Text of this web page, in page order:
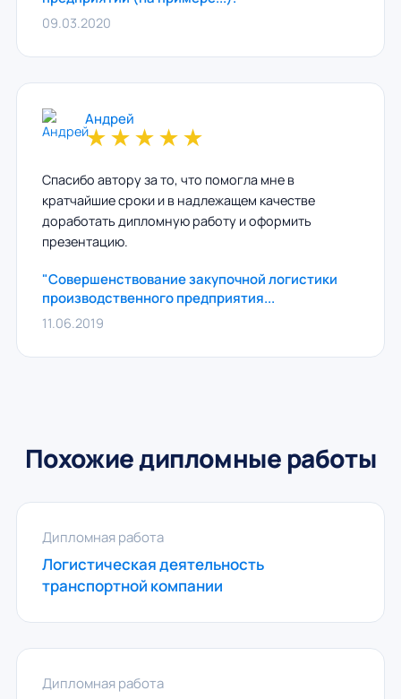
09.03.2020
Андрей
★★★★★
Спасибо автору за то, что помогла мне в
кратчайшие сроки и в надлежащем качестве
доработать дипломную работу и оформить
презентацию.
"Совершенствование закупочной логистики
производственного предприятия...
11.06.2019
Похожие дипломные работы
Дипломная работа
Логистическая деятельность
транспортной компании
Дипломная работа